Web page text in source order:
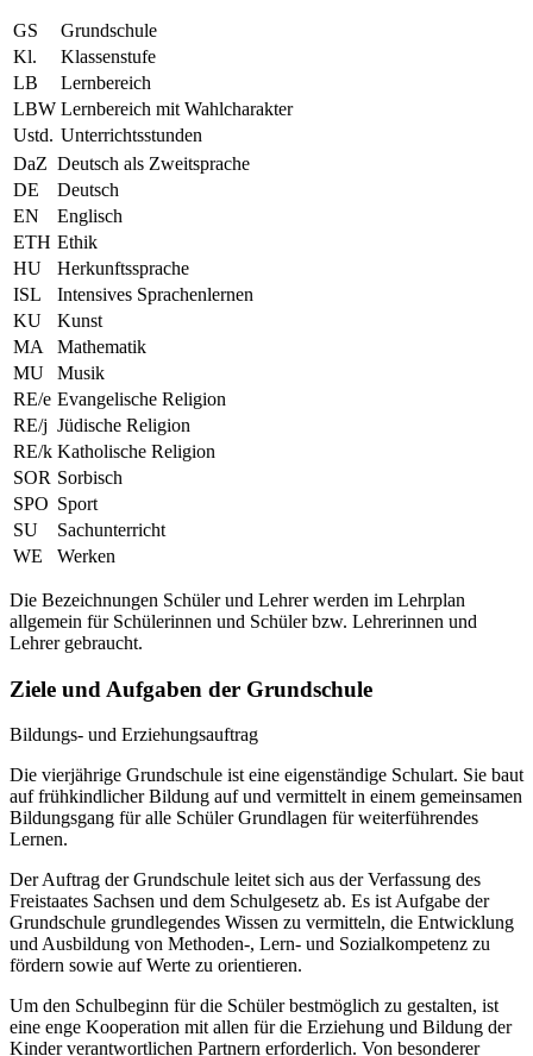
GS
Grundschule
Kl.
Klassenstufe
LB
Lernbereich
LBW Lernbereich mit Wahlcharakter
Ustd. Unterrichtsstunden
DaZ Deutsch als Zweitsprache
DE
Deutsch
EN
Englisch
ETH Ethik
HU
Herkunftssprache
ISL
Intensives Sprachenlernen
KU
Kunst
MA
Mathematik
MU
Musik
RE/e Evangelische Religion
RE/j Jüdische Religion
RE/k Katholische Religion
SOR Sorbisch
SPO Sport
SU
Sachunterricht
WE
Werken
Die Bezeichnungen Schüler und Lehrer werden im Lehrplan
allgemein für Schülerinnen und Schüler bzw. Lehrerinnen und
Lehrer gebraucht.
Ziele und Aufgaben der Grundschule
Bildungs- und Erziehungsauftrag
Die vierjährige Grundschule ist eine eigenständige Schulart. Sie baut
auf frühkindlicher Bildung auf und vermittelt in einem gemeinsamen
Bildungsgang für alle Schüler Grundlagen für weiterführendes
Lernen.
Der Auftrag der Grundschule leitet sich aus der Verfassung des
Freistaates Sachsen und dem Schulgesetz ab. Es ist Aufgabe der
Grundschule grundlegendes Wissen zu vermitteln, die Entwicklung
und Ausbildung von Methoden-, Lern- und Sozialkompetenz zu
fördern sowie auf Werte zu orientieren.
Um den Schulbeginn für die Schüler bestmöglich zu gestalten, ist
eine enge Kooperation mit allen für die Erziehung und Bildung der
Kinder verantwortlichen Partnern erforderlich. Von besonderer